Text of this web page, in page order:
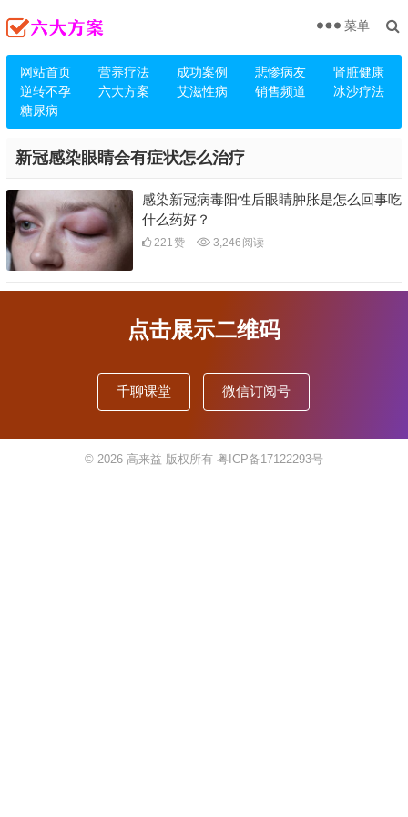
网站首页 营养疗法 成功案例 悲惨病友
肾脏健康
逆转不孕
六大方案 艾滋性病 销售频道
冰沙疗法
糖尿病
菜单
新冠感染眼睛会有症状怎么治疗
感染新冠病毒阳性后眼睛肿胀是怎么回事吃
什么药好？
221赞 3,246 阅读
点击展示二维码
千聊课堂 微信订阅号
© 2026 高来益-版权所有 粤ICP备17122293号